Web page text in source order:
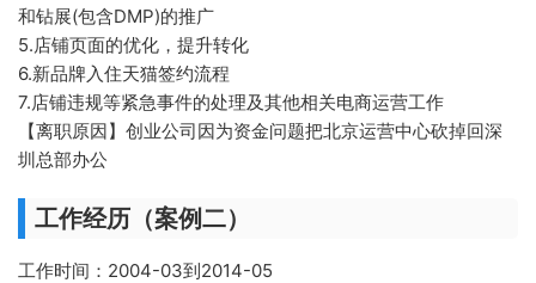
和钻展(包含DMP)的推广
5.店铺页面的优化，提升转化
6.新品牌入住天猫签约流程
7.店铺违规等紧急事件的处理及其他相关电商运营工作
【离职原因】创业公司因为资金问题把北京运营中心砍掉回深
圳总部办公
工作经历（案例二）
工作时间：2004-03到2014-05